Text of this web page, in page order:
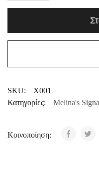
SKU:
X001
Κατηγορίες:
Melina's
Κοινοποίηση: